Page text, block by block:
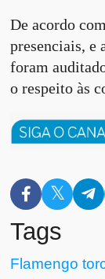
De acordo
presenciais, e
foram
o respeito às
Tags
Flamengo